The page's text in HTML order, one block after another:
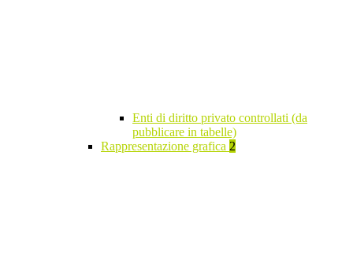
Enti di diritto privato controllati (da
pubblicare in tabelle)
Rappresentazione grafica 2